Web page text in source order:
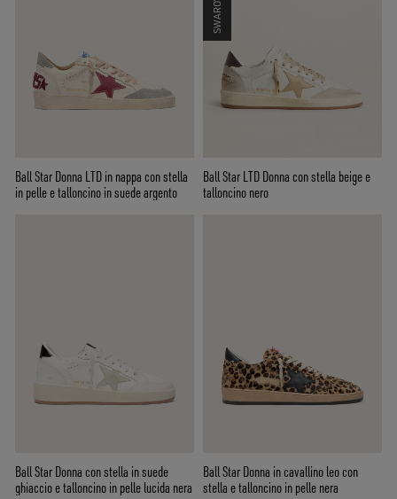
Ball Star Donna LTD in nappa con stella
in pelle e talloncino in suede argento
Ball Star LTD Donna con stella beige e
talloncino nero
Ball Star Donna con stella in suede
ghiaccio e talloncino in pelle lucida nera
Ball Star Donna in cavallino leo con
stella e talloncino in pelle nera